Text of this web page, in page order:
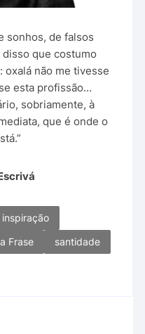
sonhos, de falsos
que costumo
oxalá não me tivesse
esta profissão…
sobriamente, à
que é onde o
inspiração
Frase santidade